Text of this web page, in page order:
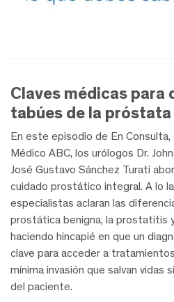
Claves médicas para
tabúes de la próstata
En este episodio de En
Médico ABC, los urólogos Dr.
José Gustavo Sánchez Turati
cuidado prostático integral. A lo
especialistas aclaran las
prostática benigna, la prostatitis
haciendo hincapié en que un
clave para acceder a
mínima invasión que salvan vidas
del paciente.